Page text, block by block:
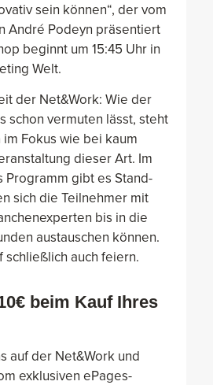
sein können“, der vom
André Podeyn präsentiert
beginnt um 15:45 Uhr in
Welt.
der Net&Work: Wie der
schon vermuten lässt, steht
Fokus wie bei kaum
dieser Art. Im
Programm gibt es Stand-
sich die Teilnehmer mit
bis in die
austauschen können.
schließlich auch feiern.
beim Kauf Ihres
auf der Net&Work und
exklusiven ePages-